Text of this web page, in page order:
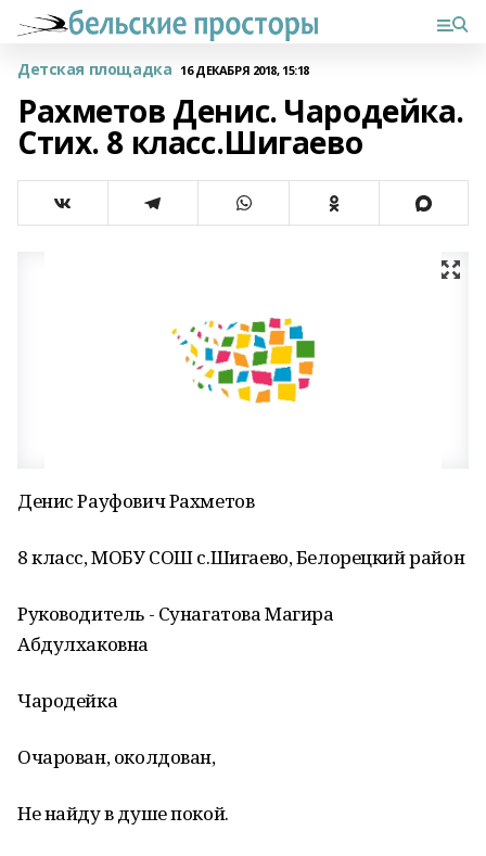
Детская площадка 16 ДЕКАБРЯ 2018, 15:18
Рахметов Денис. Чародейка.
Стих. 8 класс.Шигаево
Денис Рауфович Рахметов
8 класс, МОБУ СОШ с.Шигаево, Белорецкий район
Руководитель - Сунагатова Магира
Абдулхаковна
Чародейка
Очарован, околдован,
Не найду в душе покой.